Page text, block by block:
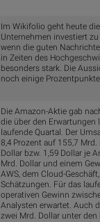
Im Wikifolio geht heute
Unternehmen investiert
wenn die guten
in Zeiten des
besonders stark. Die
noch einige
Die Amazon-Aktie gab
die über den Erwartungen
laufende Quartal. Der
8,4 Prozent auf 155,7
Dollar bzw. 1,59 Dollar je
Mrd. Dollar und einem
AWS, dem Cloud-
Schätzungen. Für das
operativen Gewinn
Analysten erwartet. Auch
zwei Mrd. Dollar unter